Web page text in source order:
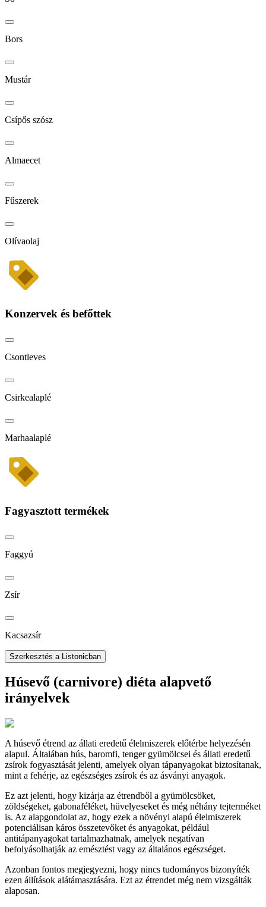
Bors
Mustár
Csípős szósz
Almaecet
Fűszerek
Olívaolaj
Konzervek és befőttek
Csontleves
Csirkealaplé
Marhaalaplé
Fagyasztott termékek
Faggyú
Zsír
Kacsazsír
Szerkesztés a Listonicban
Húsevő (carnivore) diéta alapvető
irányelvek
A húsevő étrend az állati eredetű élelmiszerek előtérbe helyezésén
alapul. Általában hús, baromfi, tenger gyümölcsei és állati eredetű
zsírok fogyasztását jelenti, amelyek olyan tápanyagokat biztosítanak,
mint a fehérje, az egészséges zsírok és az ásványi anyagok.
Ez azt jelenti, hogy kizárja az étrendből a gyümölcsöket,
zöldségeket, gabonaféléket, hüvelyeseket és még néhány tejterméket
is. Az alapgondolat az, hogy ezek a növényi alapú élelmiszerek
potenciálisan káros összetevőket és anyagokat, például
antitápanyagokat tartalmazhatnak, amelyek negatívan
befolyásolhatják az emésztést vagy az általános egészséget.
Azonban fontos megjegyezni, hogy nincs tudományos bizonyíték
ezen állítások alátámasztására. Ezt az étrendet még nem vizsgálták
alaposan.